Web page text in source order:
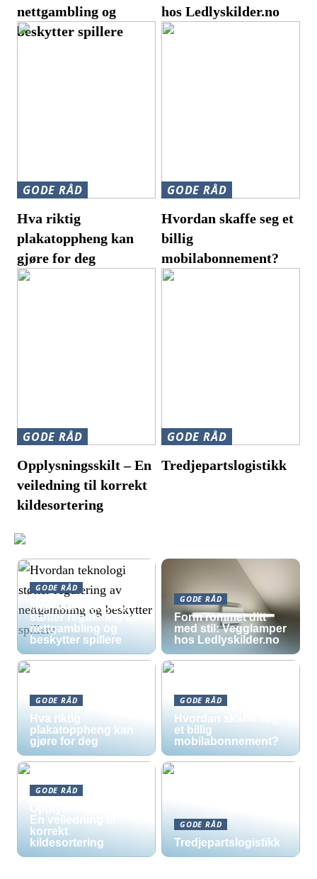
nettgambling og
beskytter spillere
hos Ledlyskilder.no
GODE RÅD
Hva riktig
plakatoppheng kan
gjøre for deg
GODE RÅD
Hvordan skaffe seg et
billig
mobilabonnement?
GODE RÅD
Opplysningsskilt – En
veiledning til korrekt
kildesortering
GODE RÅD
Tredjepartslogistikk
GODE RÅD
Hvordan teknologi
støtter regulering av
nettgambling og
beskytter spillere
GODE RÅD
Form rommet ditt
med stil: Vegglamper
hos Ledlyskilder.no
GODE RÅD
Hva riktig
plakatoppheng kan
gjøre for deg
GODE RÅD
Hvordan skaffe seg
et billig
mobilabonnement?
GODE RÅD
En veiledning til
korrekt
kildesortering
GODE RÅD
Tredjepartslogistikk